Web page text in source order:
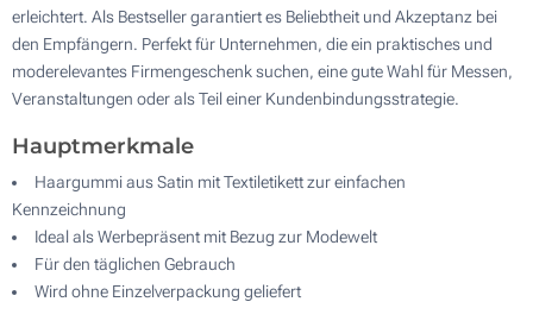
erleichtert. Als Bestseller garantiert es Beliebtheit und Akzeptanz bei
den Empfängern. Perfekt für Unternehmen, die ein praktisches und
moderelevantes Firmengeschenk suchen, eine gute Wahl für Messen,
Veranstaltungen oder als Teil einer Kundenbindungsstrategie.
Hauptmerkmale
Haargummi aus Satin mit Textiletikett zur einfachen
Kennzeichnung
Ideal als Werbepräsent mit Bezug zur Modewelt
Für den täglichen Gebrauch
Wird ohne Einzelverpackung geliefert